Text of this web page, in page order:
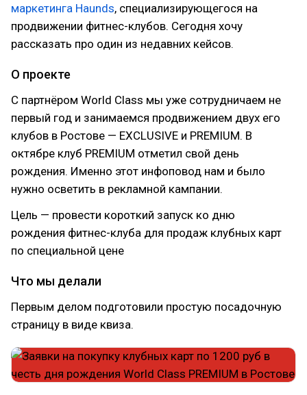
маркетинга Haunds, специализирующегося на
продвижении фитнес-клубов. Сегодня хочу
рассказать про один из недавних кейсов.
О проекте
С партнёром World Class мы уже сотрудничаем не
первый год и занимаемся продвижением двух его
клубов в Ростове — EXCLUSIVE и PREMIUM. В
октябре клуб PREMIUM отметил свой день
рождения. Именно этот инфоповод нам и было
нужно осветить в рекламной кампании.
Цель — провести короткий запуск ко дню
рождения фитнес-клуба для продаж клубных карт
по специальной цене
Что мы делали
Первым делом подготовили простую посадочную
страницу в виде квиза.